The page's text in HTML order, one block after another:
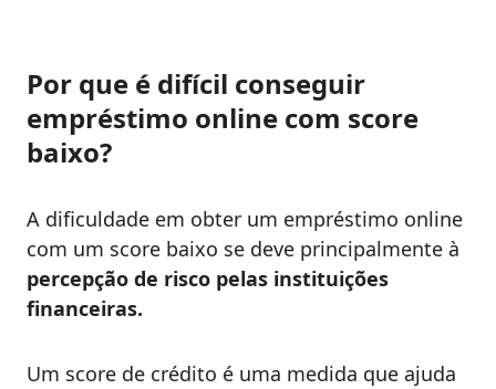
Por que é difícil conseguir
empréstimo online com score
baixo?
A dificuldade em obter um empréstimo online
com um score baixo se deve principalmente à
percepção de risco pelas instituições
financeiras.
Um score de crédito é uma medida que ajuda